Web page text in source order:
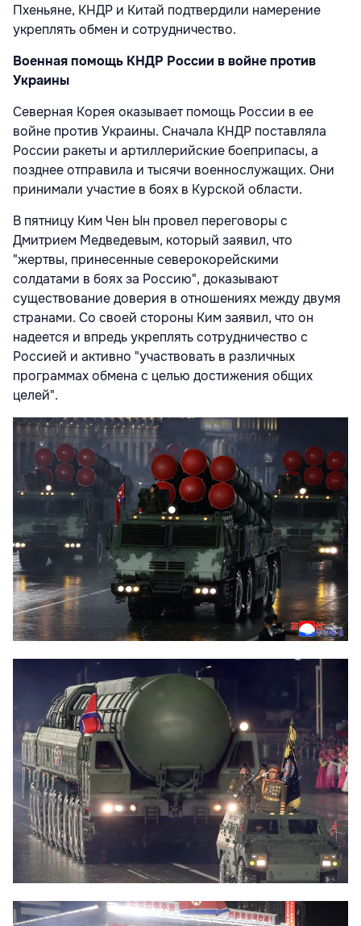
Пхеньяне, КНДР и Китай подтвердили намерение
укреплять обмен и сотрудничество.
Военная помощь КНДР России в войне против
Украины
Северная Корея оказывает помощь России в ее
войне против Украины. Сначала КНДР поставляла
России ракеты и артиллерийские боеприпасы, а
позднее отправила и тысячи военнослужащих. Они
принимали участие в боях в Курской области.
В пятницу Ким Чен Ын провел переговоры с
Дмитрием Медведевым, который заявил, что
"жертвы, принесенные северокорейскими
солдатами в боях за Россию", доказывают
существование доверия в отношениях между двумя
странами. Со своей стороны Ким заявил, что он
надеется и впредь укреплять сотрудничество с
Россией и активно "участвовать в различных
программах обмена с целью достижения общих
целей".